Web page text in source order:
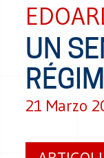
UN
21 Marzo